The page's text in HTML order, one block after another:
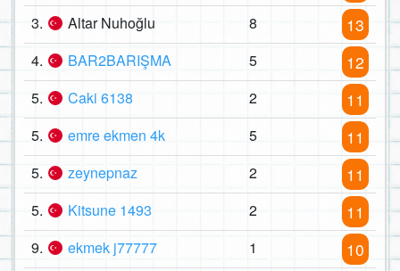
3. Altar Nuhoğlu 8 13
4. BAR2BARIŞMA 5 12
5. Caki 6138 2 11
5. emre ekmen 4k 5 11
5. zeynepnaz 2 11
5. Kitsune 1493 2 11
9. ekmek j77777 1 10